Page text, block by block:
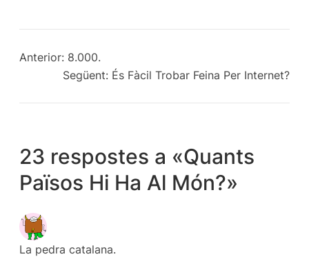
Anterior: 8.000.
Següent: És Fàcil Trobar Feina Per Internet?
23 respostes a «Quants
Països Hi Ha Al Món?»
La pedra catalana.